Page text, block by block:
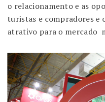
o relacionamento e as
turistas e compradores e
atrativo para o mercado